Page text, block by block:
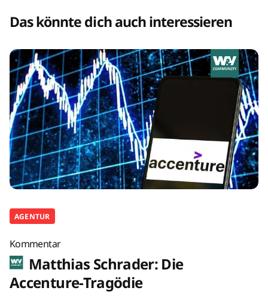
Das könnte dich auch interessieren
AGENTUR
Kommentar
Matthias Schrader: Die
Accenture-Tragödie